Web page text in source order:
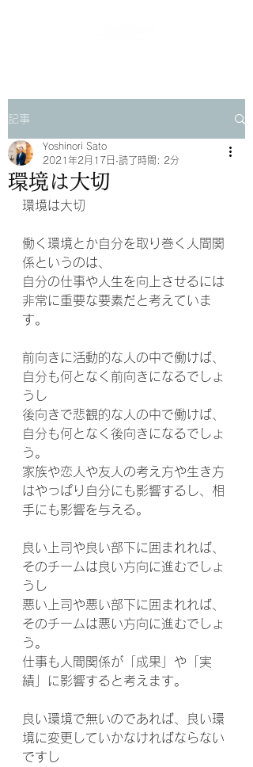
記事
環境は大切
Yoshinori Sato
2021年2月17日 読了時間: 2分
環境は大切
働く環境とか自分を取り巻く人間関
係というのは、
自分の仕事や人生を向上させるには
非常に重要な要素だと考えていま
す。
前向きに活動的な人の中で働けば、
自分も何となく前向きになるでしょ
うし
後向きで悲観的な人の中で働けば、
自分も何となく後向きになるでしょ
う。
家族や恋人や友人の考え方や生き方
はやっぱり自分にも影響するし、相
手にも影響を与える。
良い上司や良い部下に囲まれれば、
そのチームは良い方向に進むでしょ
うし
悪い上司や悪い部下に囲まれれば、
そのチームは悪い方向に進むでしょ
う。
仕事も人間関係が「成果」や「実
績」に影響すると考えます。
良い環境で無いのであれば、良い環
境に変更していかなければならない
ですし